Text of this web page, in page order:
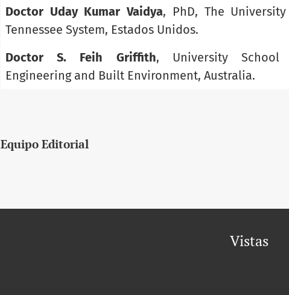
Doctor Uday Kumar Vaidya, PhD, The
Tennessee System, Estados Unidos.
Doctor S. Feih Griffith, University
Engineering and Built Environment, Australia.
Equipo Editorial
Vistas